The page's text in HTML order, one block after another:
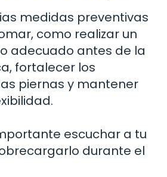
medidas preventivas
como realizar un
adecuado antes de la
fortalecer los
piernas y mantener
escuchar a tu
durante el